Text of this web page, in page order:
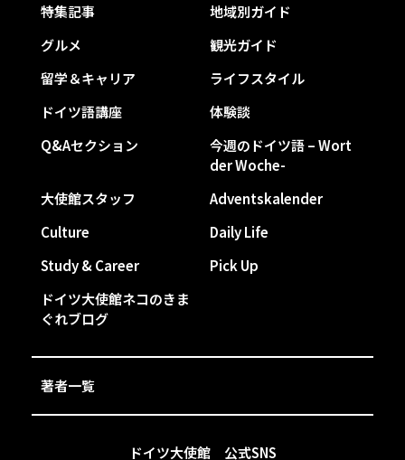
ドイツ大使館 公式SNS
特集記事
地域別ガイド
グルメ
観光ガイド
留学＆キャリア
ライフスタイル
ドイツ語講座
体験談
Q&Aセクション
今週のドイツ語 – Wort
der Woche-
大使館スタッフ
Adventskalender
Culture
Daily Life
Study & Career
Pick Up
ドイツ大使館ネコのきま
ぐれブログ
著者一覧